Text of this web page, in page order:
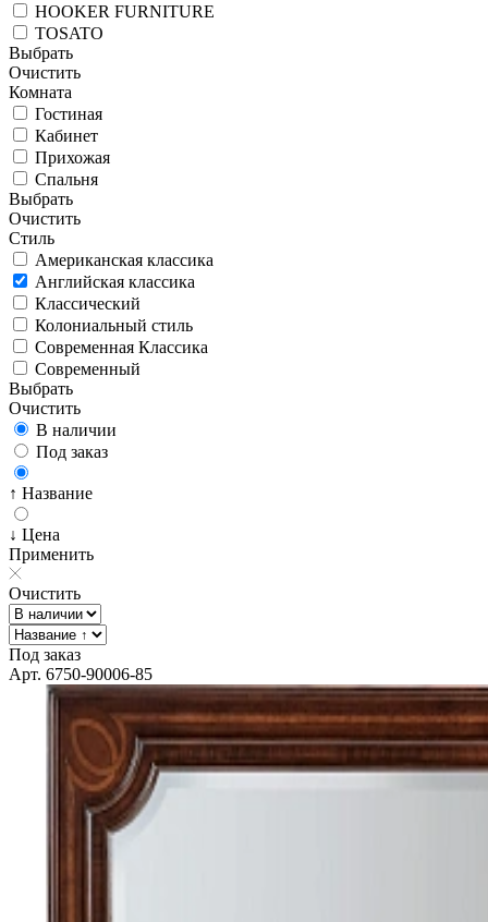
HOOKER FURNITURE
TOSATO
Выбрать
Очистить
Комната
Гостиная
Кабинет
Прихожая
Спальня
Выбрать
Очистить
Стиль
Американская классика
Английская классика
Классический
Колониальный стиль
Современная Классика
Современный
Выбрать
Очистить
В наличии
Под заказ
↑ Название
↓ Цена
Применить
Очистить
Под заказ
Арт. 6750-90006-85